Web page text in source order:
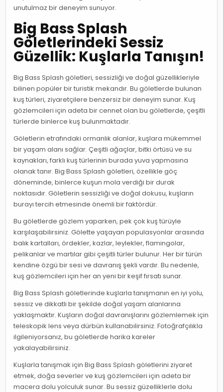
unutulmaz bir deneyim sunuyor.
Big Bass Splash
Göletlerindeki Sessiz
Güzellik: Kuşlarla Tanışın!
Big Bass Splash göletleri, sessizliği ve doğal güzellikleriyle
bilinen popüler bir turistik mekandır. Bu göletlerde bulunan
kuş türleri, ziyaretçilere benzersiz bir deneyim sunar. Kuş
gözlemcileri için adeta bir cennet olan bu göletlerde, çeşitli
türlerde binlerce kuş bulunmaktadır.
Göletlerin etrafındaki ormanlık alanlar, kuşlara mükemmel
bir yaşam alanı sağlar. Çeşitli ağaçlar, bitki örtüsü ve su
kaynakları, farklı kuş türlerinin burada yuva yapmasına
olanak tanır. Big Bass Splash göletleri, özellikle göç
döneminde, binlerce kuşun mola verdiği bir durak
noktasıdır. Göletlerin sessizliği ve doğal dokusu, kuşların
burayı tercih etmesinde önemli bir faktördür.
Bu göletlerde gözlem yaparken, pek çok kuş türüyle
karşılaşabilirsiniz. Gölette yaşayan populasyonlar arasında
balık kartalları, ördekler, kazlar, leylekler, flamingolar,
pelikanlar ve martılar gibi çeşitli türler bulunur. Her bir türün
kendine özgü bir sesi ve davranış şekli vardır. Bu nedenle,
kuş gözlemcileri için her an yeni bir keşif fırsatı sunar.
Big Bass Splash göletlerinde kuşlarla tanışmanın en iyi yolu,
sessiz ve dikkatli bir şekilde doğal yaşam alanlarına
yaklaşmaktır. Kuşların doğal davranışlarını gözlemlemek için
teleskopik lens veya dürbün kullanabilirsiniz. Fotoğrafçılıkla
ilgileniyorsanız, bu göletlerde harika kareler
yakalayabilirsiniz.
Kuşlarla tanışmak için Big Bass Splash göletlerini ziyaret
etmek, doğa severler ve kuş gözlemcileri için adeta bir
macera dolu yolculuk sunar. Bu sessiz güzelliklerle dolu